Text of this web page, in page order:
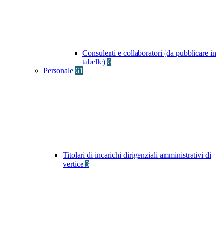
Consulenti e collaboratori (da pubblicare in
tabelle) 6
Personale 61
Titolari di incarichi dirigenziali amministrativi di
vertice 3